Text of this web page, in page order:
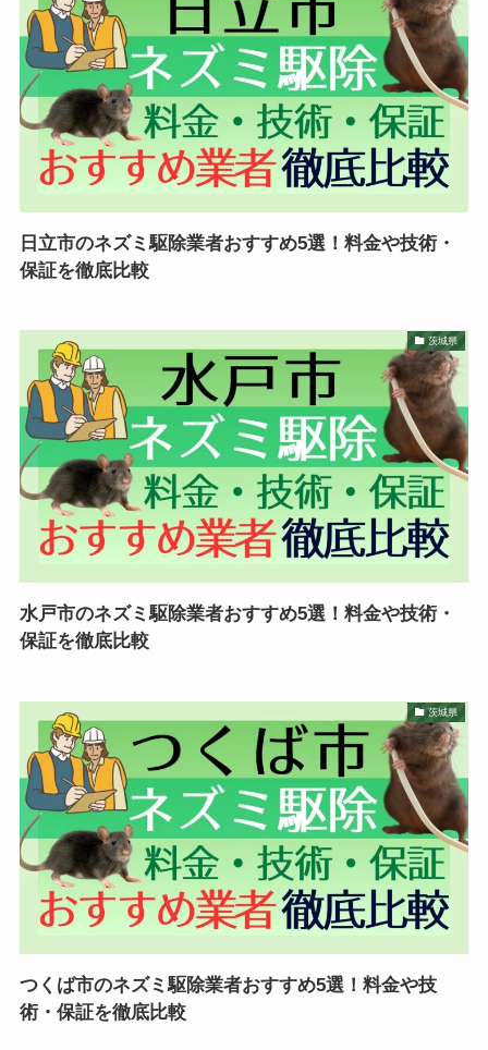
日立市のネズミ駆除業者おすすめ5選！料金や技術・
保証を徹底比較
茨城県
水戸市のネズミ駆除業者おすすめ5選！料金や技術・
保証を徹底比較
茨城県
つくば市のネズミ駆除業者おすすめ5選！料金や技
術・保証を徹底比較